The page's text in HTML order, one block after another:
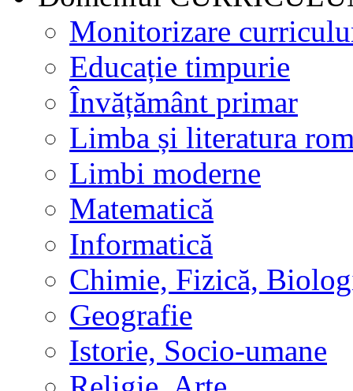
Monitorizare
Educație timpurie
Învățământ primar
Limba și literatura
Limbi moderne
Matematică
Informatică
Chimie, Fizică,
Geografie
Istorie, Socio-umane